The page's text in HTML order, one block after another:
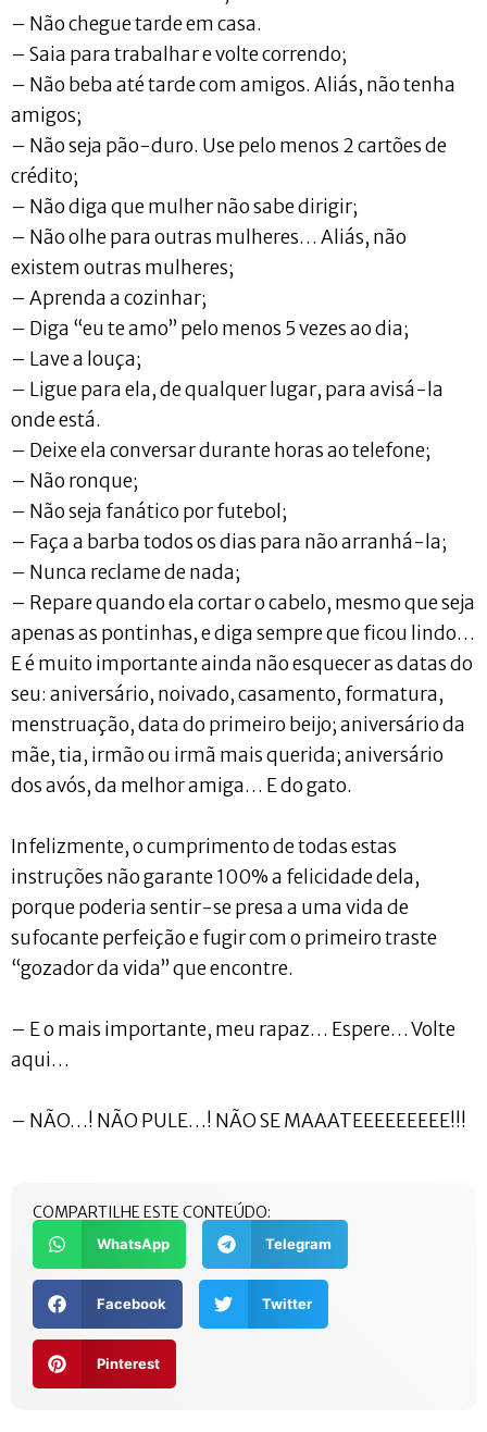
– Não chegue tarde em casa.
– Saia para trabalhar e volte correndo;
– Não beba até tarde com amigos. Aliás, não tenha
amigos;
– Não seja pão-duro. Use pelo menos 2 cartões de
crédito;
– Não diga que mulher não sabe dirigir;
– Não olhe para outras mulheres… Aliás, não
existem outras mulheres;
– Aprenda a cozinhar;
– Diga “eu te amo” pelo menos 5 vezes ao dia;
– Lave a louça;
– Ligue para ela, de qualquer lugar, para avisá-la
onde está.
– Deixe ela conversar durante horas ao telefone;
– Não ronque;
– Não seja fanático por futebol;
– Faça a barba todos os dias para não arranhá-la;
– Nunca reclame de nada;
– Repare quando ela cortar o cabelo, mesmo que seja
apenas as pontinhas, e diga sempre que ficou lindo…
E é muito importante ainda não esquecer as datas do
seu: aniversário, noivado, casamento, formatura,
menstruação, data do primeiro beijo; aniversário da
mãe, tia, irmão ou irmã mais querida; aniversário
dos avós, da melhor amiga… E do gato.
Infelizmente, o cumprimento de todas estas
instruções não garante 100% a felicidade dela,
porque poderia sentir-se presa a uma vida de
sufocante perfeição e fugir com o primeiro traste
“gozador da vida” que encontre.
– E o mais importante, meu rapaz… Espere… Volte
aqui…
– NÃO…! NÃO PULE…! NÃO SE MAAATEEEEEEEEE!!!
COMPARTILHE ESTE CONTEÚDO:
WhatsApp Telegram
Facebook Twitter
Pinterest